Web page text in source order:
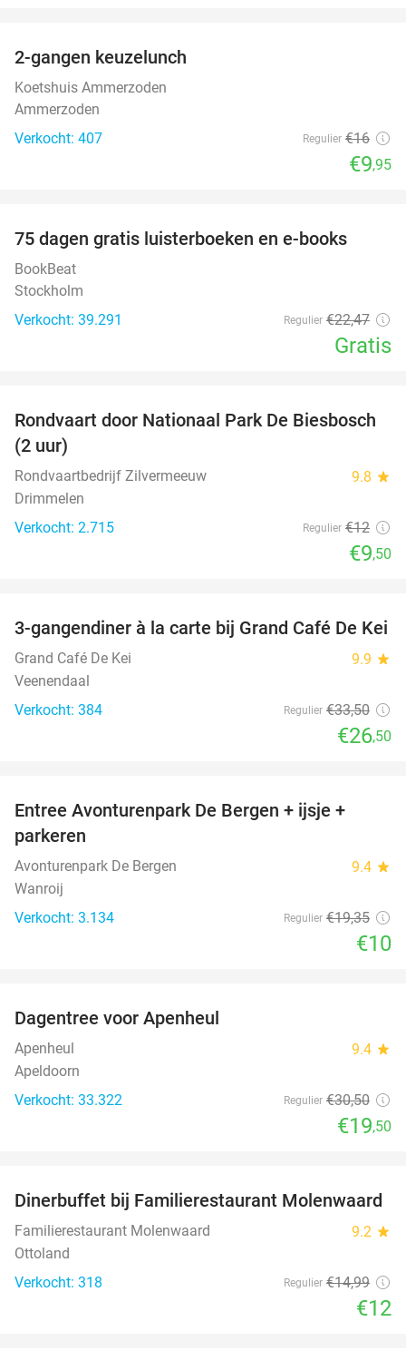
2-gangen keuzelunch
Koetshuis Ammerzoden
Ammerzoden
Verkocht: 407
Regulier €16
€9,95
75 dagen gratis luisterboeken en e-books
BookBeat
Stockholm
Verkocht: 39.291
Regulier €22,47
Gratis
21%
Rondvaart door Nationaal Park De Biesbosch
(2 uur)
Rondvaartbedrijf Zilvermeeuw 9.8 star
Drimmelen
Verkocht: 2.715
Regulier €12
€9,50
21%
3-gangendiner à la carte bij Grand Café De Kei
Grand Café De Kei 9.9 star
Veenendaal
Verkocht: 384
Regulier €33,50
€26,50
Entree Avonturenpark De Bergen + ijsje +
parkeren
Avonturenpark De Bergen 9.4 star
Wanroij
Verkocht: 3.134
Regulier €19,35
€10
Dagentree voor Apenheul
Apenheul 9.4 star
Apeldoorn
Verkocht: 33.322
Regulier €30,50
€19,50
20%
Dinerbuffet bij Familierestaurant Molenwaard
Familierestaurant Molenwaard 9.2 star
Ottoland
Verkocht: 318
Regulier €14,99
€12